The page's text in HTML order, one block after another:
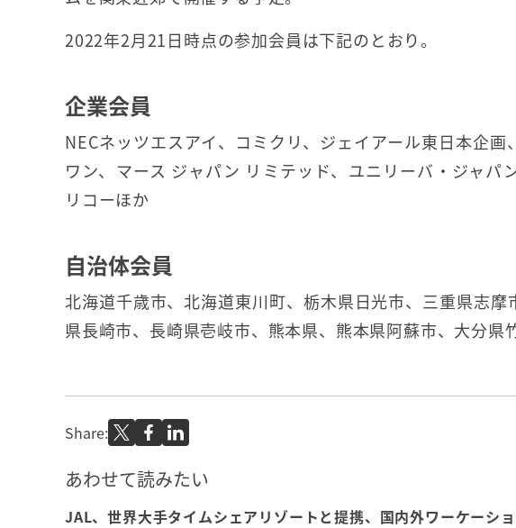
2022年2月21日時点の参加会員は下記のとおり。
企業会員
NECネッツエスアイ、コミクリ、ジェイアール東日本企
ワン、マース ジャパン リミテッド、ユニリーバ・ジャパ
リコーほか
自治体会員
北海道千歳市、北海道東川町、栃木県日光市、三重県志
県長崎市、長崎県壱岐市、熊本県、熊本県阿蘇市、大分県
Share:
あわせて読みたい
JAL、世界大手タイムシェアリゾートと提携、国内外ワーケーシ